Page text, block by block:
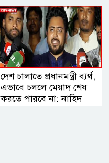
দেশ চালাতে প্রধানমন্ত্রী ব্যর্থ,
এভাবে চললে মেয়াদ শেষ
করতে পারবে না: নাহিদ